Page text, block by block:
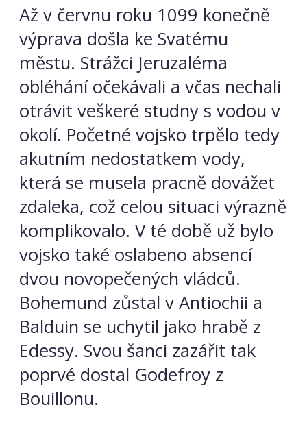
Až v červnu roku 1099 konečně
výprava došla ke Svatému
městu. Strážci Jeruzaléma
obléhání očekávali a včas nechali
otrávit veškeré studny s vodou v
okolí. Početné vojsko trpělo tedy
akutním nedostatkem vody,
která se musela pracně dovážet
zdaleka, což celou situaci výrazně
komplikovalo. V té době už bylo
vojsko také oslabeno absencí
dvou novopečených vládců.
Bohemund zůstal v Antiochii a
Balduin se uchytil jako hrabě z
Edessy. Svou šanci zazářit tak
poprvé dostal Godefroy z
Bouillonu.